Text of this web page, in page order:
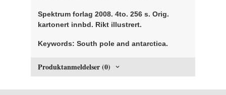
Spektrum forlag 2008. 4to. 256 s. Orig.
kartonert innbd. Rikt illustrert.
Keywords: South pole and antarctica.
Produktanmeldelser (0)